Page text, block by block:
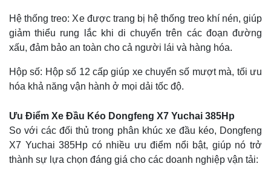
Hệ thống treo: Xe được trang bị hệ thống treo khí nén, giúp
giảm thiểu rung lắc khi di chuyển trên các đoạn đường
xấu, đảm bảo an toàn cho cả người lái và hàng hóa.
Hộp số: Hộp số 12 cấp giúp xe chuyển số mượt mà, tối ưu
hóa khả năng vận hành ở mọi dải tốc độ.
Ưu Điểm Xe Đầu Kéo Dongfeng X7 Yuchai 385Hp
So với các đối thủ trong phân khúc xe đầu kéo, Dongfeng
X7 Yuchai 385Hp có nhiều ưu điểm nổi bật, giúp nó trở
thành sự lựa chọn đáng giá cho các doanh nghiệp vận tải: